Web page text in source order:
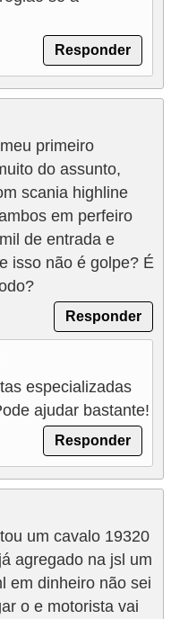
Responder
primeiro
do assunto,
scania highline
em perfeiro
de entrada e
isso não é golpe? É
Responder
especializadas
ajudar bastante!
Responder
um cavalo 19320
agregado na jsl um
em dinheiro não sei
o e motorista vai